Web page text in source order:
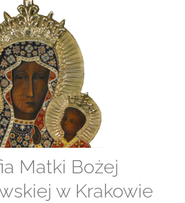
Matki Bożej
w Krakowie